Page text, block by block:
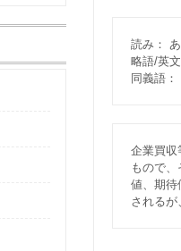
読み：
略語/英
同義語
企業買収
もので
値、期待
されるが